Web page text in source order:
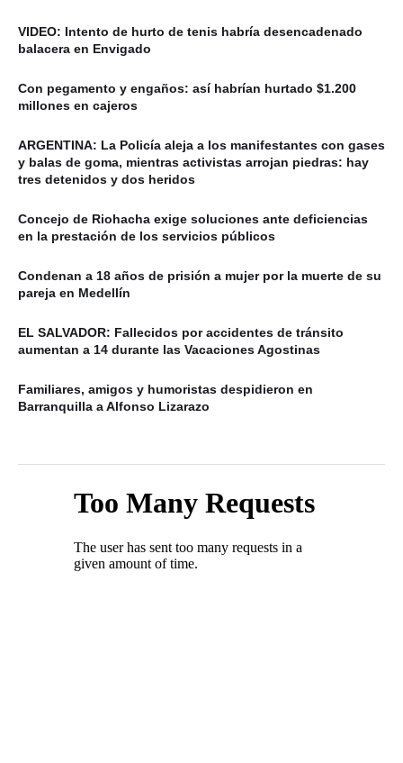
VIDEO: Intento de hurto de tenis habría desencadenado
balacera en Envigado
Con pegamento y engaños: así habrían hurtado $1.200
millones en cajeros
ARGENTINA: La Policía aleja a los manifestantes con gases
y balas de goma, mientras activistas arrojan piedras: hay
tres detenidos y dos heridos
Concejo de Riohacha exige soluciones ante deficiencias
en la prestación de los servicios públicos
Condenan a 18 años de prisión a mujer por la muerte de su
pareja en Medellín
EL SALVADOR: Fallecidos por accidentes de tránsito
aumentan a 14 durante las Vacaciones Agostinas
Familiares, amigos y humoristas despidieron en
Barranquilla a Alfonso Lizarazo